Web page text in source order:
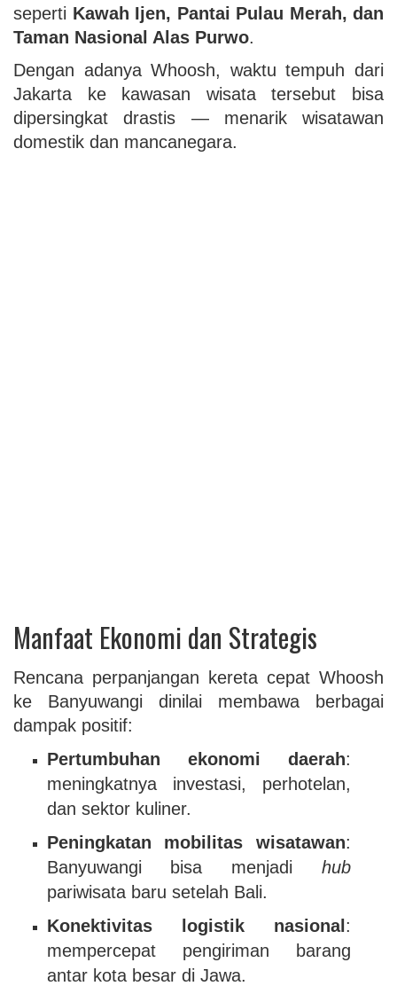
seperti Kawah Ijen, Pantai Pulau Merah, dan
Taman Nasional Alas Purwo.
Dengan adanya Whoosh, waktu tempuh dari
Jakarta ke kawasan wisata tersebut bisa
dipersingkat drastis — menarik wisatawan
domestik dan mancanegara.
Manfaat Ekonomi dan Strategis
Rencana perpanjangan kereta cepat Whoosh
ke Banyuwangi dinilai membawa berbagai
dampak positif:
Pertumbuhan ekonomi daerah:
meningkatnya investasi, perhotelan,
dan sektor kuliner.
Peningkatan mobilitas wisatawan:
Banyuwangi bisa menjadi hub
pariwisata baru setelah Bali.
Konektivitas logistik nasional :
mempercepat pengiriman barang
antar kota besar di Jawa.